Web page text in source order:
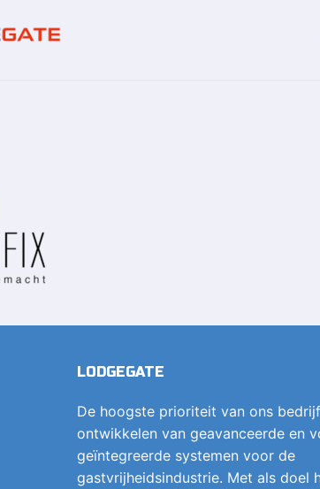
LODGEGATE
De hoogste prioriteit van ons
ontwikkelen van geavanceerde en
geïntegreerde systemen voor de
gastvrijheidsindustrie. Met als doel